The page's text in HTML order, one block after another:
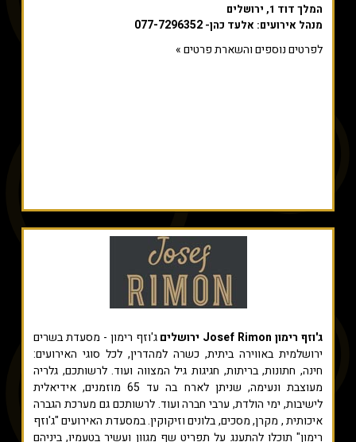
המלך דוד 1, ירושלים
מנהל אירועים: אלעד כהן- 077-7296352
לפרטים נוספים והשארת פרטים »
ג'וזף רימון Josef Rimon ירושלים
ג'וזף רימון - מסעדת בשרים
ירושלמית באווירה ביתית, כשרה למהדרין, לכל סוגי האירועים:
חינה, חתונות, בריתות, חגיגות גיל המצווה ועוד. לרשותכם, גלריה
מעוצבת ונעימה, שניתן לארח בה עד 65 מוזמנים, אידיאלית
לישיבות, ימי הולדת, ערבי חברה ועוד. לרשותכם גם מערכת הגברה
איכותית , מקרן, מסכים, בלונים וזיקוקין. במסעדת האירועים "ג'וזף
רימון" תוכלו להתענג על תפריט שף מגוון ועשיר בטעמיו, ביניהם